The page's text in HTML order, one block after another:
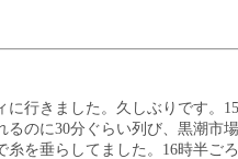
行きました。久しぶりです。15
るのに30分ぐらい列び、黒潮市場
糸を垂らしてました。16時半ごろ